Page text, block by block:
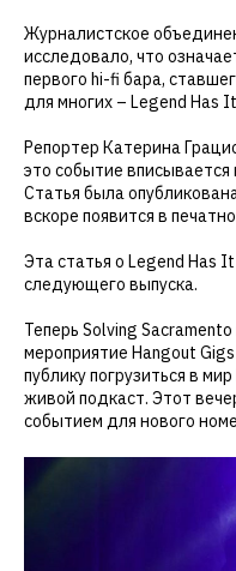
Журналистское
исследовало, что
первого hi-fi бара,
для многих – Legend Has
Репортер Катерина
это событие
Статья была
вскоре появится в
Эта статья о Legend Has
следующего выпуска.
Теперь Solving
мероприятие Hangout
публику погрузиться в
живой подкаст. Этот
событием для нового